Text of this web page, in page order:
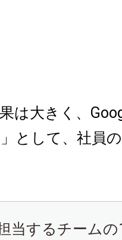
は大きく、
として、社員
当するチームの